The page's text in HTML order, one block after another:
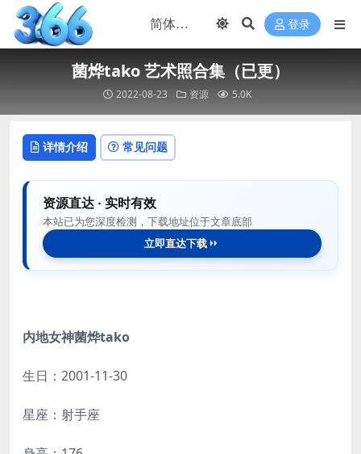
登录
菌烨tako 艺术照合集（已更）
2022-08-23 资源 5.0K
详情介绍 常见问题
资源直达 · 实时有效
本站已为您深度检测，下载地址位于文章底部
立即直达下载
内地女神菌烨tako
生日：2001-11-30
星座：射手座